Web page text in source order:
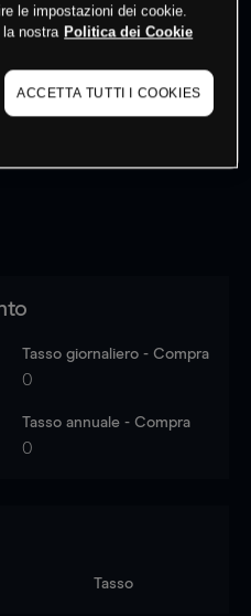
Accediper vedere gli ultimi
see latest market data
Tasso giornaliero - Compra
0
Tasso annuale - Compra
0
Tasso
le impostazioni dei cookie.
nostra Politica dei Cookie
ACCETTA TUTTI I COOKIES